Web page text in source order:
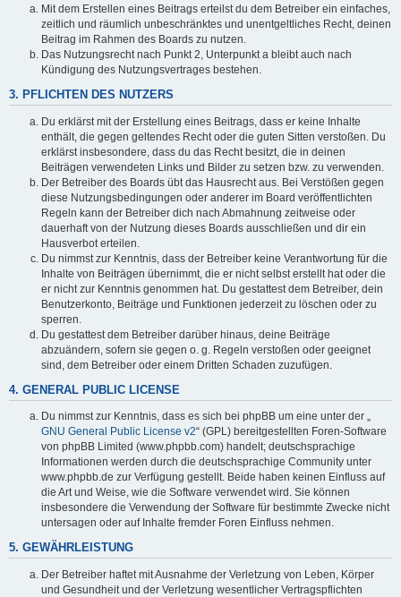
Mit dem Erstellen eines Beitrags erteilst du dem Betreiber ein einfaches,
zeitlich und räumlich unbeschränktes und unentgeltliches Recht, deinen
Beitrag im Rahmen des Boards zu nutzen.
Das Nutzungsrecht nach Punkt 2, Unterpunkt a bleibt auch nach
Kündigung des Nutzungsvertrages bestehen.
3. PFLICHTEN DES NUTZERS
Du erklärst mit der Erstellung eines Beitrags, dass er keine Inhalte
enthält, die gegen geltendes Recht oder die guten Sitten verstoßen. Du
erklärst insbesondere, dass du das Recht besitzt, die in deinen
Beiträgen verwendeten Links und Bilder zu setzen bzw. zu verwenden.
Der Betreiber des Boards übt das Hausrecht aus. Bei Verstößen gegen
diese Nutzungsbedingungen oder anderer im Board veröffentlichten
Regeln kann der Betreiber dich nach Abmahnung zeitweise oder
dauerhaft von der Nutzung dieses Boards ausschließen und dir ein
Hausverbot erteilen.
Du nimmst zur Kenntnis, dass der Betreiber keine Verantwortung für die
Inhalte von Beiträgen übernimmt, die er nicht selbst erstellt hat oder die
er nicht zur Kenntnis genommen hat. Du gestattest dem Betreiber, dein
Benutzerkonto, Beiträge und Funktionen jederzeit zu löschen oder zu
sperren.
Du gestattest dem Betreiber darüber hinaus, deine Beiträge
abzuändern, sofern sie gegen o. g. Regeln verstoßen oder geeignet
sind, dem Betreiber oder einem Dritten Schaden zuzufügen.
4. GENERAL PUBLIC LICENSE
Du nimmst zur Kenntnis, dass es sich bei phpBB um eine unter der „
GNU General Public License v2“ (GPL) bereitgestellten Foren-Software
von phpBB Limited (www.phpbb.com) handelt; deutschsprachige
Informationen werden durch die deutschsprachige Community unter
www.phpbb.de zur Verfügung gestellt. Beide haben keinen Einfluss auf
die Art und Weise, wie die Software verwendet wird. Sie können
insbesondere die Verwendung der Software für bestimmte Zwecke nicht
untersagen oder auf Inhalte fremder Foren Einfluss nehmen.
5. GEWÄHRLEISTUNG
Der Betreiber haftet mit Ausnahme der Verletzung von Leben, Körper
und Gesundheit und der Verletzung wesentlicher Vertragspflichten